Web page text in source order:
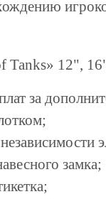
Tanks» 12",
за
замка;